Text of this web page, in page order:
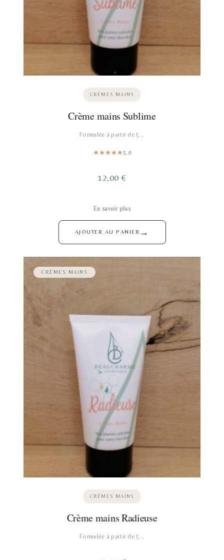
CRÈMES MAINS
Crème mains Sublime
Formulée à partir de 5…
5.0
12,00€
AJOUTER AU PANIER →
En savoir plus
CRÈMES MAINS
CRÈMES MAINS
Crème mains Radieuse
Formulée à partir de 5…